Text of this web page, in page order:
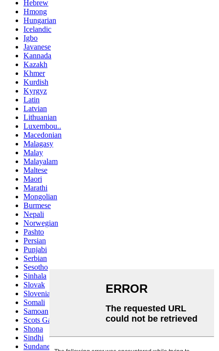
Hebrew
Hmong
Hungarian
Icelandic
Igbo
Javanese
Kannada
Kazakh
Khmer
Kurdish
Kyrgyz
Latin
Latvian
Lithuanian
Luxembou..
Macedonian
Malagasy
Malay
Malayalam
Maltese
Maori
Marathi
Mongolian
Burmese
Nepali
Norwegian
Pashto
Persian
Punjabi
Serbian
Sesotho
Sinhala
Slovak
Slovenian
Somali
Samoan
Scots Gaelic
Shona
Sindhi
Sundanese